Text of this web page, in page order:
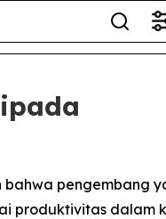
bahwa pengembang
produktivitas dalam